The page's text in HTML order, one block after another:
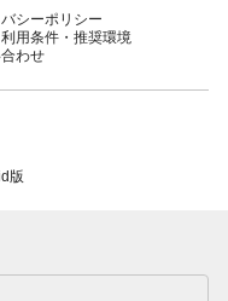
シーポリシー
用条件・推奨環境
わせ
版